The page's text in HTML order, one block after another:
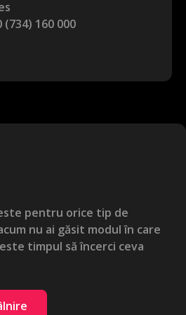
(734) 160 000
pentru orice tip de
nu ai găsit modul în care
timpul să încerci ceva